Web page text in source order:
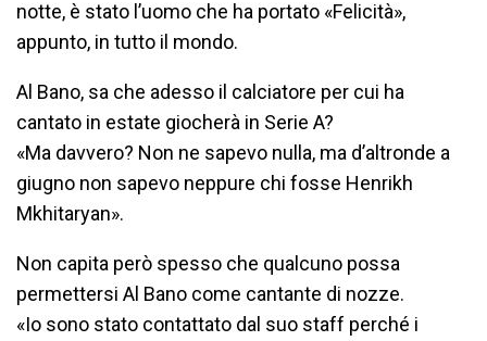
notte, è stato l’uomo che ha portato «Felicità»,
appunto, in tutto il mondo.
Al Bano, sa che adesso il calciatore per cui ha
cantato in estate giocherà in Serie A?
«Ma davvero? Non ne sapevo nulla, ma d’altronde a
giugno non sapevo neppure chi fosse Henrikh
Mkhitaryan».
Non capita però spesso che qualcuno possa
permettersi Al Bano come cantante di nozze.
«Io sono stato contattato dal suo staff perché i